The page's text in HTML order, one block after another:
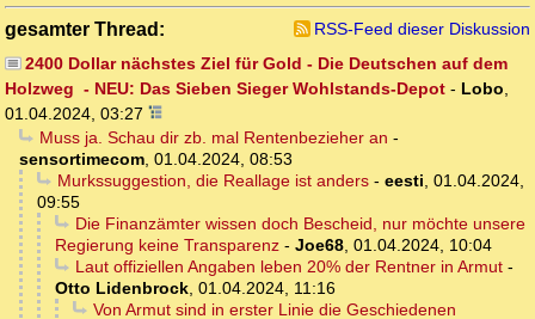
gesamter Thread:
RSS-Feed dieser Diskussion
2400 Dollar nächstes Ziel für Gold - Die Deutschen auf dem
Holzweg - NEU: Das Sieben Sieger Wohlstands-Depot - Lobo,
01.04.2024, 03:27
Muss ja. Schau dir zb. mal Rentenbezieher an -
sensortimecom, 01.04.2024, 08:53
Murkssuggestion, die Reallage ist anders- eesti, 01.04.2024,
09:55
Die Finanzämter wissen doch Bescheid, nur möchte unsere
Regierung keine Transparenz - Joe68, 01.04.2024, 10:04
Laut offiziellen Angaben leben 20% der Rentner in Armut-
Otto Lidenbrock, 01.04.2024, 11:16
Von Armut sind in erster Linie die Geschiedenen